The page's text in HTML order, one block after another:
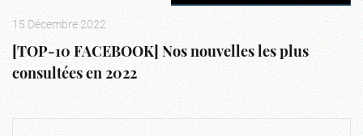
15 Décembre 2022
[TOP-10 FACEBOOK] Nos nouvelles les plus
consultées en 2022